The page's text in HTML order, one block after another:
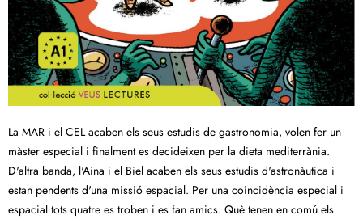
La MAR i el CEL acaben els seus estudis de gastronomia, volen fer un
màster especial i finalment es decideixen per la dieta mediterrània.
D'altra banda, l'Aina i el Biel acaben els seus estudis d'astronàutica i
estan pendents d'una missió espacial. Per una coincidència especial i
espacial tots quatre es troben i es fan amics. Què tenen en comú els